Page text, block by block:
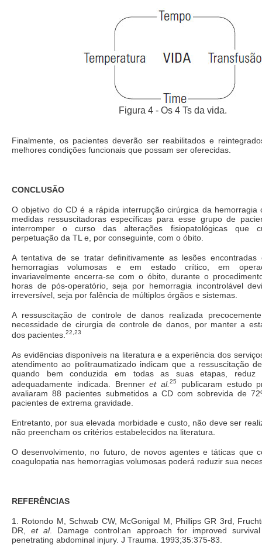
Figura 4 - Os 4 Ts da vida.
Finalmente, os pacientes deverão ser reabilitados e
melhores condições funcionais que possam ser oferecidas.
CONCLUSÃO
O objetivo do CD é a rápida interrupção cirúrgica da hemorragia
medidas ressuscitadoras específicas para esse grupo de
interromper o curso das alterações fisiopatológicas que
perpetuação da TL e, por conseguinte, com o óbito.
A tentativa de se tratar definitivamente as lesões encontradas
hemorragias volumosas e em estado crítico, em
invariavelmente encerra-se com o óbito, durante o
horas de pós-operatório, seja por hemorragia incontrolável
irreversível, seja por falência de múltiplos órgãos e sistemas.
A ressuscitação de controle de danos realizada
necessidade de cirurgia de controle de danos, por manter a
dos pacientes. 22,23
As evidências disponíveis na literatura e a experiência dos
atendimento ao politraumatizado indicam que a ressuscitação
quando bem conduzida em todas as suas etapas, reduz
adequadamente indicada. Brenneret al.25
publicaram estudo
avaliaram 88 pacientes submetidos a CD com sobrevida de
pacientes de extrema gravidade.
Entretanto, por sua elevada morbidade e custo, não deve ser
não preencham os critérios estabelecidos na literatura.
O desenvolvimento, no futuro, de novos agentes e táticas que
coagulopatia nas hemorragias volumosas poderá reduzir sua
REFERÊNCIAS
1. Rotondo M, Schwab CW, McGonigal M, Phillips GR 3rd,
DR,et al. Damage control:an approach for improved
penetrating abdominal injury. J Trauma. 1993;35:375-83.